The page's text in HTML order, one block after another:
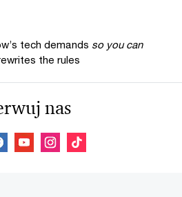
tech demands so you can
the rules
nas